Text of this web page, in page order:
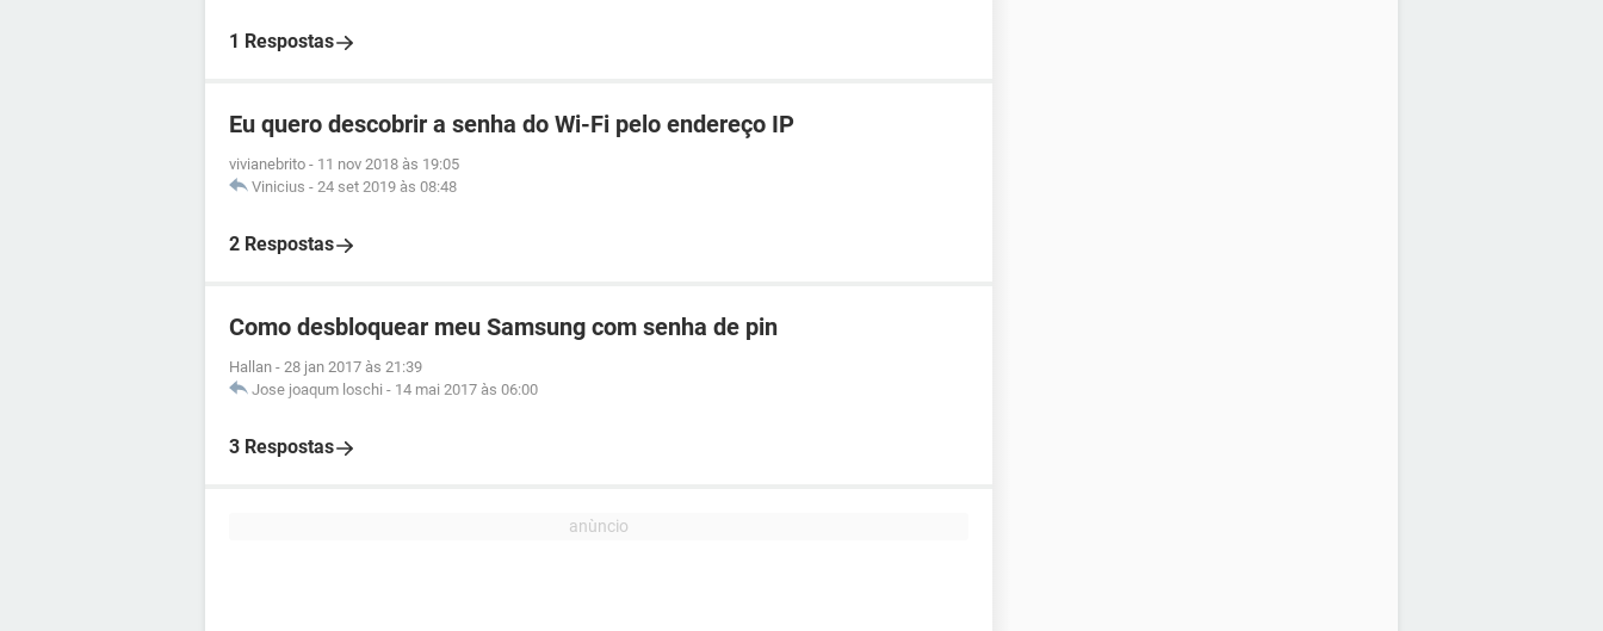
1 Respostas
Eu quero descobrir a senha do Wi-Fi pelo endereço IP
vivianebrito - 11 nov 2018 às 19:05
Vinicius - 24 set 2019 às 08:48
2 Respostas
Como desbloquear meu Samsung com senha de pin
Hallan - 28 jan 2017 às 21:39
Jose joaqum loschi - 14 mai 2017 às 06:00
3 Respostas